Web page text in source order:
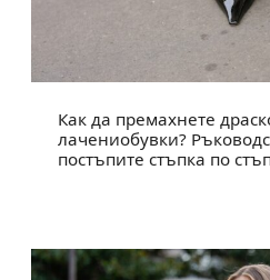
Как да премахнете
лачениобувки?
постъпите стъпка по